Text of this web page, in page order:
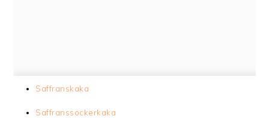
Saffranskaka
Saffranssockerkaka